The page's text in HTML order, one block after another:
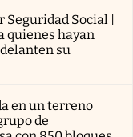
Seguridad Social |
quienes hayan
su
en un terreno
de